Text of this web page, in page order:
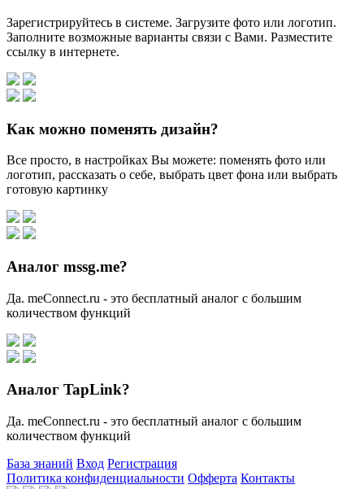
Зарегистрируйтесь в системе. Загрузите фото или логотип.
Заполните возможные варианты связи с Вами. Разместите
ссылку в интернете.
Как можно поменять дизайн?
Все просто, в настройках Вы можете: поменять фото или
логотип, рассказать о себе, выбрать цвет фона или выбрать
готовую картинку
Аналог mssg.me?
Да. meConnect.ru - это бесплатный аналог с большим
количеством функций
Аналог TapLink?
Да. meConnect.ru - это бесплатный аналог с большим
количеством функций
База знаний Вход Регистрация
Политика конфиденциальности Офферта Контакты